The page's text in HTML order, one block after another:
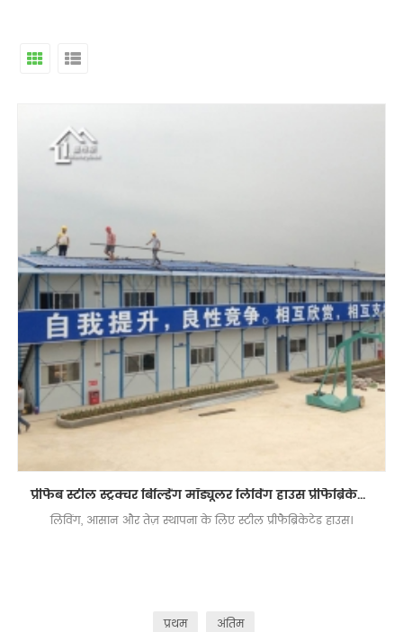
प्रीफैब स्टील स्ट्रक्चर बिल्डिंग मॉड्यूलर लिविंग हाउस प्रीफैब्रिकेटेड हाउस
लिविंग, आसान और तेज़ स्थापना के लिए स्टील प्रीफैब्रिकेटेड हाउस।
प्रथम
अंतिम